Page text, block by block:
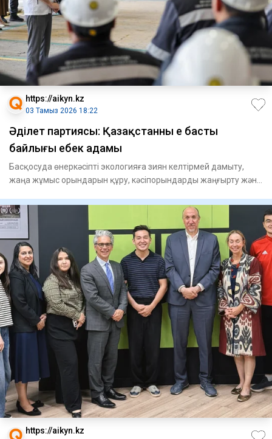
https://aikyn.kz
03 Тамыз 2026 18:22
Әділет партиясы: Қазақстанның ең басты
байлығы еңбек адамы
Басқосуда өнеркәсіпті экологияға зиян келтірмей дамыту,
жаңа жұмыс орындарын құру, кәсіпорындарды жаңғырту және
https://aikyn.kz